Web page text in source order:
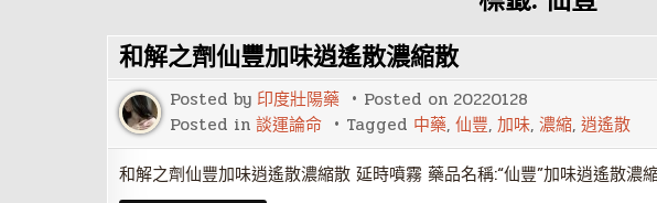
和解之劑仙豐加味逍遙散濃縮散
Posted by 印度壯陽藥 Posted on 20220128
Posted in 談運論命 Tagged 中藥, 仙豐, 加味, 濃縮, 逍遙散
和解之劑仙豐加味逍遙散濃縮散 延時噴霧 藥品名稱:“仙豐”加味逍遙散濃